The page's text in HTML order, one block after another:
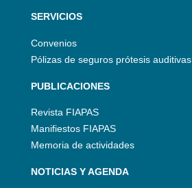
SERVICIOS
Convenios
Pólizas de seguros prótesis auditivas
PUBLICACIONES
Revista FIAPAS
Manifiestos FIAPAS
Memoria de actividades
NOTICIAS Y AGENDA